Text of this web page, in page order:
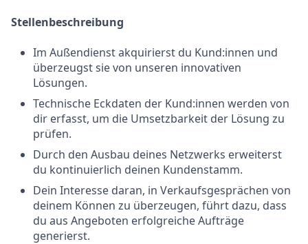
Stellenbeschreibung
Im Außendienst akquirierst du Kund:innen und
überzeugst sie von unseren innovativen
Lösungen.
Technische Eckdaten der Kund:innen werden von
dir erfasst, um die Umsetzbarkeit der Lösung zu
prüfen.
Durch den Ausbau deines Netzwerks erweiterst
du kontinuierlich deinen Kundenstamm.
Dein Interesse daran, in Verkaufsgesprächen von
deinem Können zu überzeugen, führt dazu, dass
du aus Angeboten erfolgreiche Aufträge
generierst.